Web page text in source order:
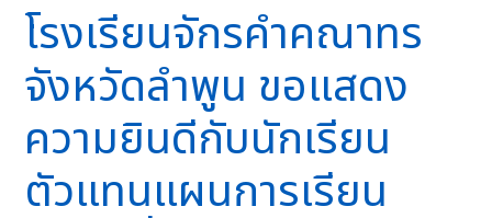
โรงเรียนจักรคำคณาทร
จังหวัดลำพูน ขอแสดง
ความยินดีกับนักเรียน
ตัวแทนแผนการเรียน